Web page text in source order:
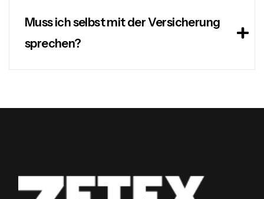
Muss ich selbst mit der Versicherung
sprechen?